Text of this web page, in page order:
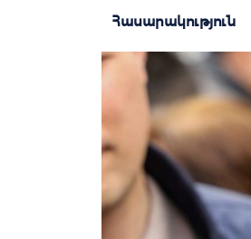
Հասարակություն